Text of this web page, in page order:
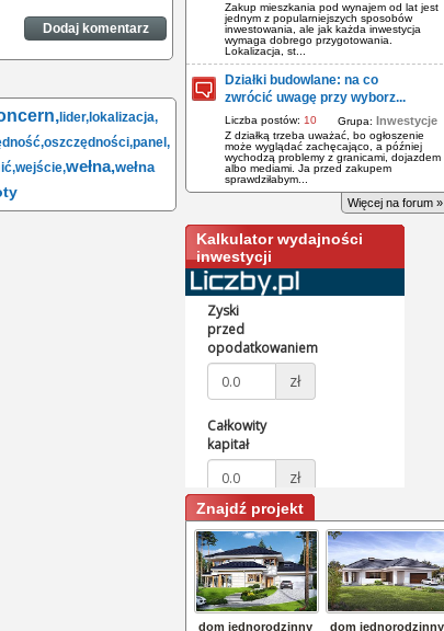
lider, lokalizacja,
oszczędności,panel,
wejście,wełna,wełna
Zakup mieszkania pod wynajem od lat jest
jednym z popularniejszych sposobów
inwestowania, ale jak każda inwestycja
wymaga dobrego przygotowania.
Lokalizacja, st...
Działki budowlane: na co
zwrócić uwagę przy wyborz...
Liczba postów: 10 Grupa: Inwestycje
Z działką trzeba uważać, bo ogłoszenie
może wyglądać zachęcająco, a później
wychodzą problemy z granicami, dojazdem
albo mediami. Ja przed zakupem
sprawdziłabym...
Więcej na forum »
Kalkulator wydajności
inwestycji
Znajdź projekt